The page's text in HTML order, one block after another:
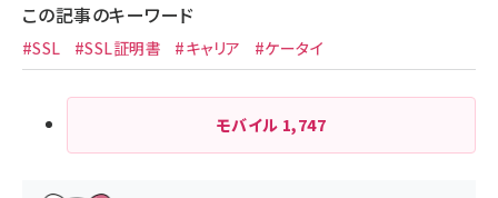
この記事のキーワード
#SSL #SSL証明書 #キャリア #ケータイ
モバイル 1,747